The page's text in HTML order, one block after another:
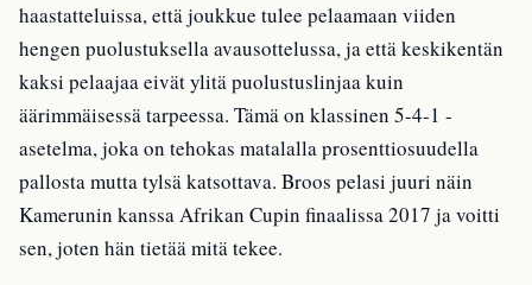
haastatteluissa, että joukkue tulee pelaamaan viiden
hengen puolustuksella avausottelussa, ja että keskikentän
kaksi pelaajaa eivät ylitä puolustuslinjaa kuin
äärimmäisessä tarpeessa. Tämä on klassinen 5-4-1 -
asetelma, joka on tehokas matalalla prosenttiosuudella
pallosta mutta tylsä katsottava. Broos pelasi juuri näin
Kamerunin kanssa Afrikan Cupin finaalissa 2017 ja voitti
sen, joten hän tietää mitä tekee.